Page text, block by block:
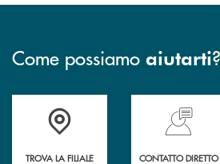
Come possiamo aiutarti?
Accedi all' elenco completo delle filiali
TROVA LA FILIALE
Hai bisogno di
CONTATTO DIRETTO